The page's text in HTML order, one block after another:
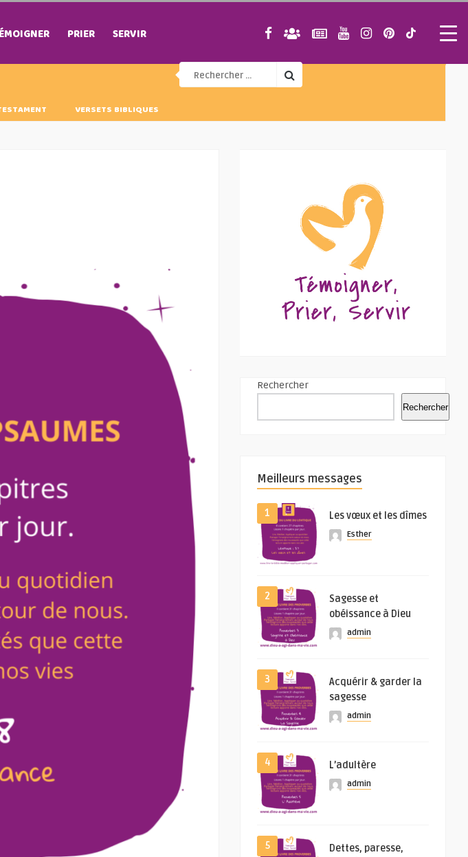
PRIER SERVIR
VERSETS BIBLIQUES
Rechercher
Rechercher
Meilleurs messages
1 Les vœux et les dîmes
Esther
2
Sagesse et
obéissance à Dieu
admin
3
Acquérir & garder la
sagesse
admin
4 L’adultère
admin
5
Dettes, paresse,